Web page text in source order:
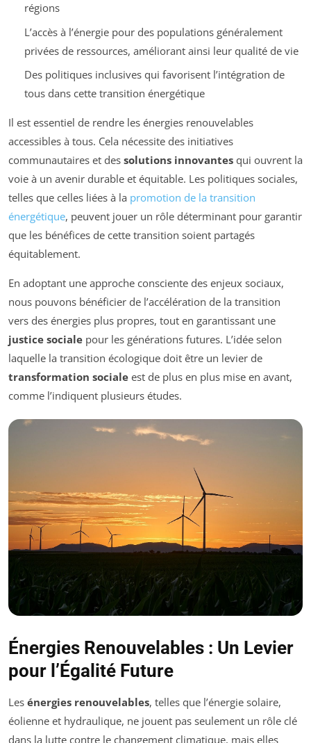
régions
L’accès à l’énergie pour des populations généralement
privées de ressources, améliorant ainsi leur qualité de vie
Des politiques inclusives qui favorisent l’intégration de
tous dans cette transition énergétique
Il est essentiel de rendre les énergies renouvelables
accessibles à tous. Cela nécessite des initiatives
communautaires et des solutions innovantes qui ouvrent la
voie à un avenir durable et équitable. Les politiques sociales,
telles que celles liées à la promotion de la transition
énergétique, peuvent jouer un rôle déterminant pour garantir
que les bénéfices de cette transition soient partagés
équitablement.
En adoptant une approche consciente des enjeux sociaux,
nous pouvons bénéficier de l’accélération de la transition
vers des énergies plus propres, tout en garantissant une
justice sociale pour les générations futures. L’idée selon
laquelle la transition écologique doit être un levier de
transformation sociale est de plus en plus mise en avant,
comme l’indiquent plusieurs études.
Énergies Renouvelables : Un Levier
pour l’Égalité Future
Les énergies renouvelables, telles que l’énergie solaire,
éolienne et hydraulique, ne jouent pas seulement un rôle clé
dans la lutte contre le changement climatique, mais elles